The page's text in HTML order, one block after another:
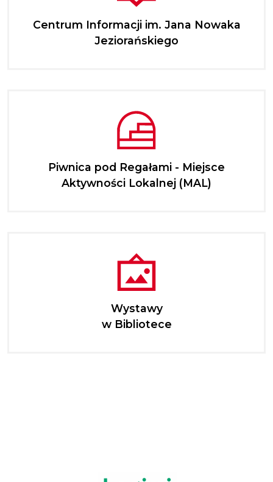
Centrum Informacji im. Jana Nowaka
Jeziorańskiego
Piwnica pod Regałami - Miejsce
Aktywności Lokalnej (MAL)
Wystawy
w Bibliotece